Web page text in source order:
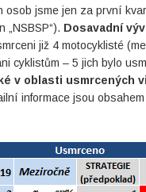
jsme jen za první
Dosavadní
již 4 motocyklisté
cyklistům – 5 jich bylo
v oblasti usmrcených
informace jsou